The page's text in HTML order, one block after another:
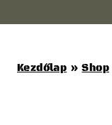
Kezdőlap »Shop